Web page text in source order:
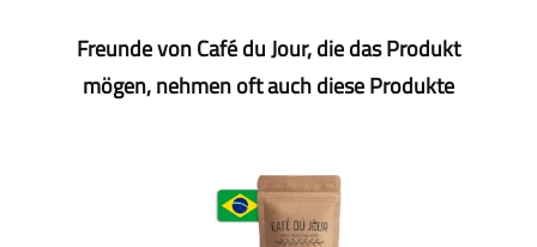
Freunde von Café du Jour, die das Produkt
mögen, nehmen oft auch diese Produkte